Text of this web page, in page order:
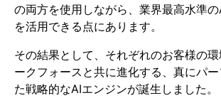
の両方を使用しながら、業界最高水準
を活用できる点にあります。
その結果として、それぞれのお客様の
ークフォースと共に進化する、真にパ
た戦略的なAIエンジンが誕生しました。